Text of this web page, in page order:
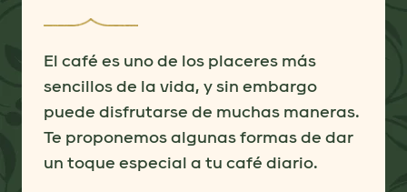
El café es uno de los placeres más
sencillos de la vida, y sin embargo
puede disfrutarse de muchas maneras.
Te proponemos algunas formas de dar
un toque especial a tu café diario.